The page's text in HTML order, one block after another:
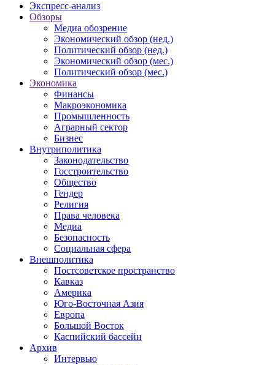
Экспресс-анализ
Обзоры
Медиа обозрение
Экономический обзор (нед.)
Политический обзор (нед.)
Экономический обзор (мес.)
Политический обзор (мес.)
Экономика
Финансы
Макроэкономика
Промышленность
Аграрный сектор
Бизнес
Внутриполитика
Законодательство
Госстроительство
Общество
Гендер
Религия
Права человека
Медиа
Безопасность
Социальная сфера
Внешполитика
Постсоветское пространство
Кавказ
Америка
Юго-Восточная Азия
Европа
Большой Восток
Каспийский бассейн
Архив
Интервью